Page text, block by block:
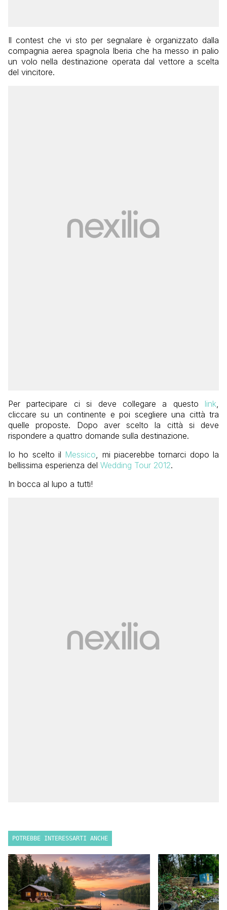
Il contest che vi sto per segnalare è organizzato dalla
compagnia aerea spagnola Iberia che ha messo in palio
un volo nella destinazione operata dal vettore a scelta
del vincitore.
Per partecipare ci si deve collegare a questo link,
cliccare su un continente e poi scegliere una città tra
quelle proposte. Dopo aver scelto la città si deve
rispondere a quattro domande sulla destinazione.
Io ho scelto il Messico, mi piacerebbe tornarci dopo la
bellissima esperienza del Wedding Tour 2012.
In bocca al lupo a tutti!
POTREBBE INTERESSARTI ANCHE